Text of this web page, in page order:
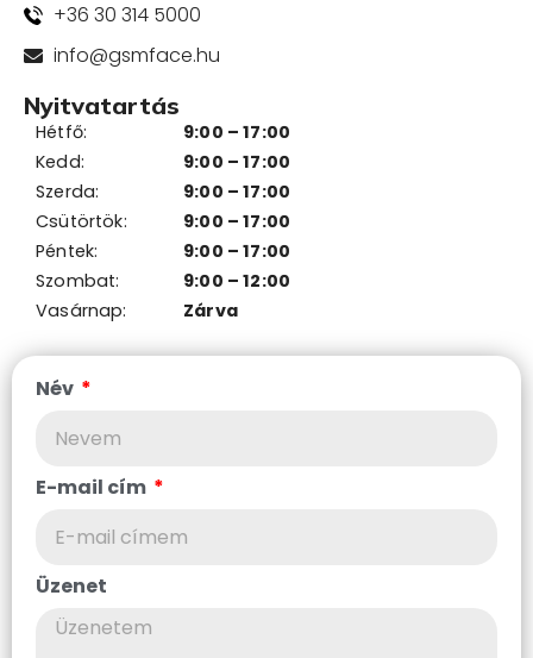
+36 30 314 5000
info@gsmface.hu
Nyitvatartás
Hétfő:
9:00 – 17:00
Kedd:
9:00 – 17:00
Szerda:
9:00 – 17:00
Csütörtök:
9:00 – 17:00
Péntek:
9:00 – 17:00
Szombat:
9:00 – 12:00
Vasárnap:
Zárva
Név
E-mail cím
Üzenet